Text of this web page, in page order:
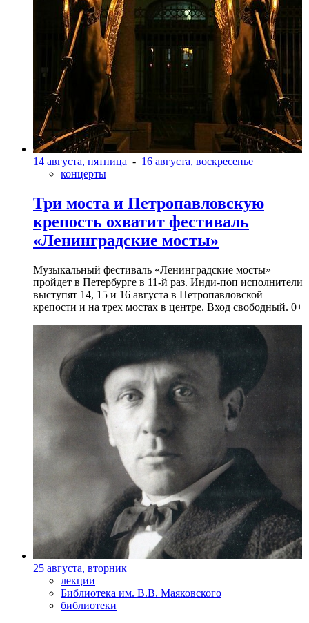
14 августа, пятница - 16 августа, воскресенье
концерты
Три моста и Петропавловскую
крепость охватит фестиваль
«Ленинградские мосты»
Музыкальный фестиваль «Ленинградские мосты»
пройдет в Петербурге в 11-й раз. Инди-поп исполнители
выступят 14, 15 и 16 августа в Петропавловской
крепости и на трех мостах в центре. Вход свободный. 0+
25 августа, вторник
лекции
Библиотека им. В.В. Маяковского
библиотеки